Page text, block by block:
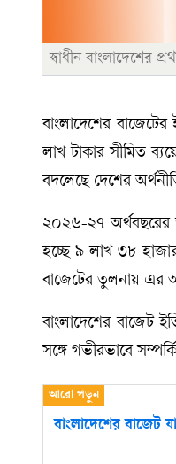
স্বাধীন বাংলাদেশের
বাংলাদেশের
লাখ টাকার সীমিত
বদলেছে দেশের
২০২৬-২৭ অর্থবছরের
হচ্ছে ৯ লাখ ৩৮ হাজার
বাজেটের তুলনায় এর
বাংলাদেশের বাজেট
সঙ্গে গভীরভাবে
বাংলাদেশের বাজেট